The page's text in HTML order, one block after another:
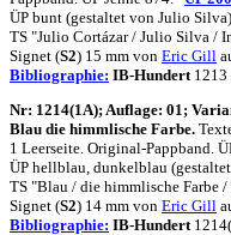
ÜP bunt (gestaltet von Julio
TS "Julio Cortázar / Julio Silva /
Signet (S2) 15 mm von Eric Gill
Bibliographie: IB-Hundert1213
Nr: 1214(1A); Auflage: 01;
Blau die himmlische Farbe.
1 Leerseite. Original-Pappband.
ÜP hellblau, dunkelblau
TS "Blau / die himmlische Farbe
Signet (S2) 14 mm von Eric Gill
Bibliographie: IB-Hundert